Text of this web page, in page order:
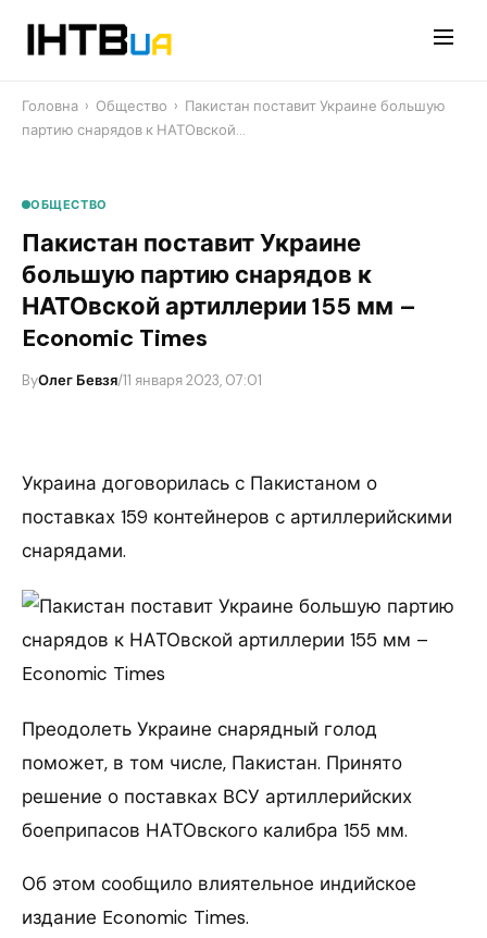
Головна › Общество › ​Пакистан поставит Украине большую
партию снарядов к НАТОвской…
ОБЩЕСТВО
​Пакистан поставит Украине
большую партию снарядов к
НАТОвской артиллерии 155 мм –
Economic Times
ByОлег Бевзя/11 января 2023, 07:01
Украина договорилась с Пакистаном о
поставках 159 контейнеров с артиллерийскими
снарядами.
Преодолеть Украине снарядный голод
поможет, в том числе, Пакистан. Принято
решение о поставках ВСУ артиллерийских
боеприпасов НАТОвского калибра 155 мм.
Об этом сообщило влиятельное индийское
издание Economic Times.